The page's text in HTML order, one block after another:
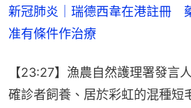
新冠肺炎｜瑞德西韋在港註冊　
准有條件作治療
【23:27】漁農自然護理署發言
確診者飼養、居於彩虹的混種短